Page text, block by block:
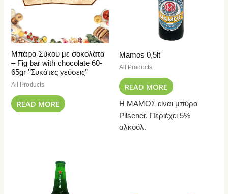
Μπάρα Σύκου με σοκολάτα
– Fig bar with chocolate 60-
65gr ”Συκάτες γεύσεις”
All Products
READ MORE
Mamos 0,5lt
All Products
READ MORE
Η ΜΑΜΟΣ είναι μπύρα
Pilsener. Περιέχει 5%
αλκοόλ.